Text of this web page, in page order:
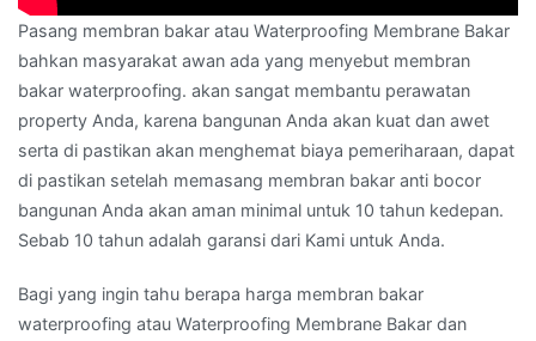
Pasang membran bakar atau Waterproofing Membrane Bakar
bahkan masyarakat awan ada yang menyebut membran
bakar waterproofing. akan sangat membantu perawatan
property Anda, karena bangunan Anda akan kuat dan awet
serta di pastikan akan menghemat biaya pemeriharaan, dapat
di pastikan setelah memasang membran bakar anti bocor
bangunan Anda akan aman minimal untuk 10 tahun kedepan.
Sebab 10 tahun adalah garansi dari Kami untuk Anda.
Bagi yang ingin tahu berapa harga membran bakar
waterproofing atau Waterproofing Membrane Bakar dan